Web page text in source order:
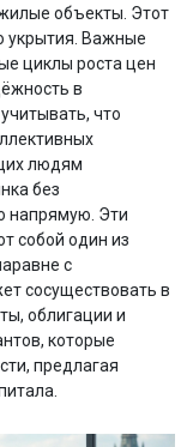
объекты. Этот
укрытия. Важные
циклы роста цен
в
что
людям
без
напрямую. Эти
собой один из
с
сосуществовать в
облигации и
которые
предлагая